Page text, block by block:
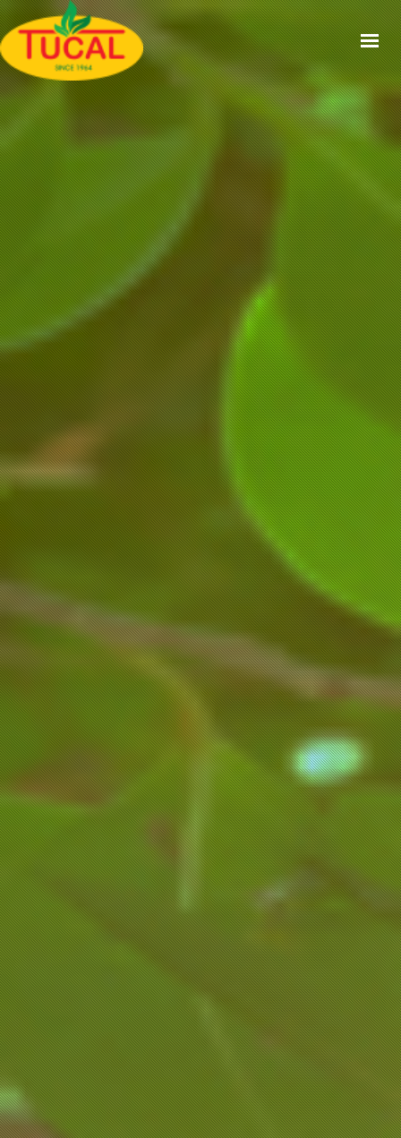
ACCUEIL
À PROPOS
GAMMES
CERTIFICATIONS
RECETTES
ACTUALITÉS
CONTACT
EN